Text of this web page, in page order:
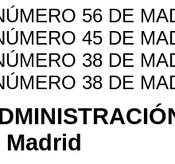
56 DE
45 DE
38 DE
38 DE